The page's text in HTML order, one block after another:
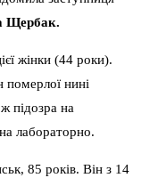
Щербак.
жінки (44 роки).
нині
підозра на
лабораторно.
85 років. Він з 14